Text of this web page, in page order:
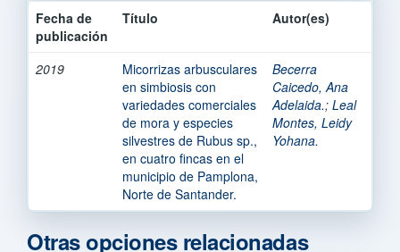
Fecha de
publicación
Título Autor(es)
2019
Micorrizas arbusculares
en simbiosis con
variedades comerciales
de mora y especies
silvestres de Rubus sp.,
en cuatro fincas en el
municipio de Pamplona,
Norte de Santander.
Becerra
Caicedo, Ana
Adelaida.; Leal
Montes, Leidy
Yohana.
Otras opciones relacionadas